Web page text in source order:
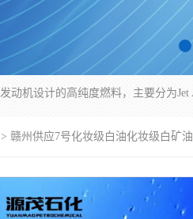
> 赣州供应7号化妆级白油化妆级白矿油